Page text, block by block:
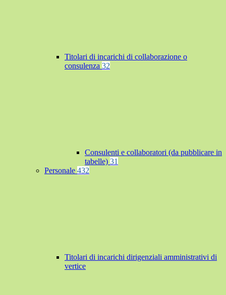
Titolari di incarichi di collaborazione o
consulenza 32
Consulenti e collaboratori (da pubblicare in
tabelle) 31
Personale 432
Titolari di incarichi dirigenziali amministrativi di
vertice